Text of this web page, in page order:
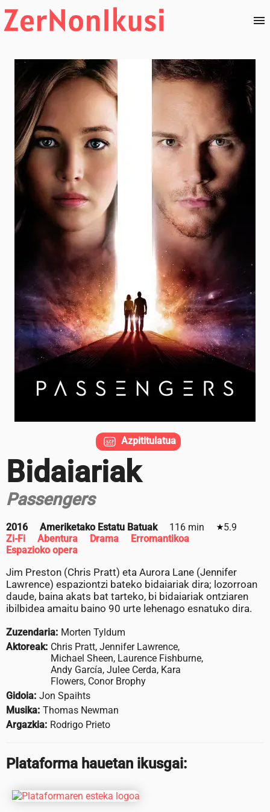
Bidaiariak
Passengers
2016 Ameriketako Estatu Batuak 116 min
5.9
Zi-Fi
Abentura Drama
Erromantikoa
Espazioko opera
Jim Preston (Chris Pratt) eta Aurora Lane (Jennifer
Lawrence) espaziontzi bateko bidaiariak dira; lozorroan
daude, baina akats bat tarteko, bi bidaiariak ontziaren
ibilbidea amaitu baino 90 urte lehenago esnatuko dira.
Zuzendaria: Morten Tyldum
Aktoreak: Chris Pratt, Jennifer Lawrence,
Michael Sheen, Laurence Fishburne,
Andy García, Julee Cerda, Kara
Flowers, Conor Brophy
Gidoia: Jon Spaihts
Musika: Thomas Newman
Argazkia: Rodrigo Prieto
Plataforma hauetan ikusgai:
Azpititulatua